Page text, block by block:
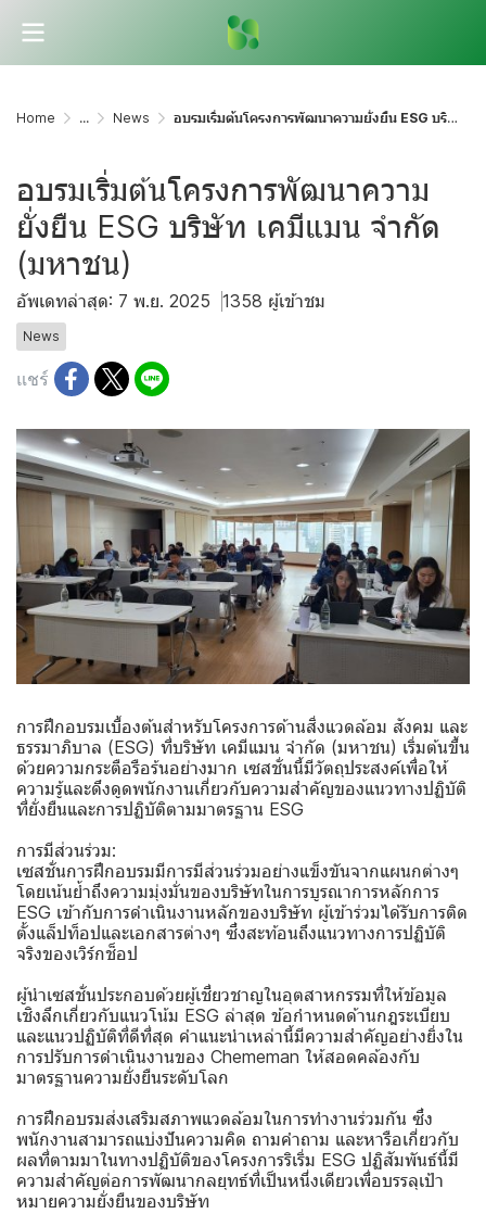
Home ... News อบรมเริ่มต้นโครงการพัฒนาความยั่งยืน ESG บริษัท เคมีแมน จำกัด (มหาชน)
อบรมเริ่มต้นโครงการพัฒนาความ
ยั่งยืน ESG บริษัท เคมีแมน จำกัด
(มหาชน)
อัพเดทล่าสุด: 7 พ.ย. 2025 1358 ผู้เข้าชม
News
แชร์
การฝึกอบรมเบื้องต้นสำหรับโครงการด้านสิ่งแวดล้อม สังคม และ
ธรรมาภิบาล (ESG) ที่บริษัท เคมีแมน จำกัด (มหาชน) เริ่มต้นขึ้น
ด้วยความกระตือรือร้นอย่างมาก เซสชั่นนี้มีวัตถุประสงค์เพื่อให้
ความรู้และดึงดูดพนักงานเกี่ยวกับความสำคัญของแนวทางปฏิบัติ
ที่ยั่งยืนและการปฏิบัติตามมาตรฐาน ESG
การมีส่วนร่วม:
เซสชั่นการฝึกอบรมมีการมีส่วนร่วมอย่างแข็งขันจากแผนกต่างๆ
โดยเน้นย้ำถึงความมุ่งมั่นของบริษัทในการบูรณาการหลักการ
ESG เข้ากับการดำเนินงานหลักของบริษัท ผู้เข้าร่วมได้รับการติด
ตั้งแล็ปท็อปและเอกสารต่างๆ ซึ่งสะท้อนถึงแนวทางการปฏิบัติ
จริงของเวิร์กช็อป
ผู้นำเซสชั่นประกอบด้วยผู้เชี่ยวชาญในอุตสาหกรรมที่ให้ข้อมูล
เชิงลึกเกี่ยวกับแนวโน้ม ESG ล่าสุด ข้อกำหนดด้านกฎระเบียบ
และแนวปฏิบัติที่ดีที่สุด คำแนะนำเหล่านี้มีความสำคัญอย่างยิ่งใน
การปรับการดำเนินงานของ Chememan ให้สอดคล้องกับ
มาตรฐานความยั่งยืนระดับโลก
การฝึกอบรมส่งเสริมสภาพแวดล้อมในการทำงานร่วมกัน ซึ่ง
พนักงานสามารถแบ่งปันความคิด ถามคำถาม และหารือเกี่ยวกับ
ผลที่ตามมาในทางปฏิบัติของโครงการริเริ่ม ESG ปฏิสัมพันธ์นี้มี
ความสำคัญต่อการพัฒนากลยุทธ์ที่เป็นหนึ่งเดียวเพื่อบรรลุเป้า
หมายความยั่งยืนของบริษัท